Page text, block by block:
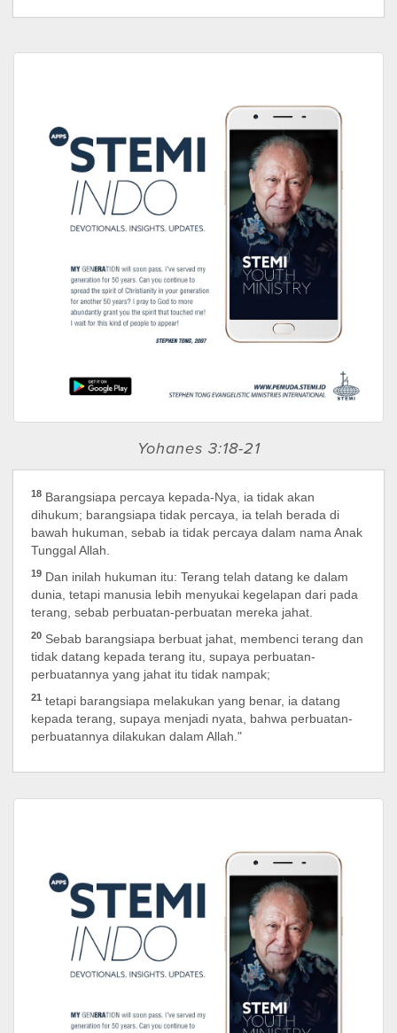
Yohanes 3:18-21
18 Barangsiapa percaya kepada-Nya, ia tidak akan
dihukum; barangsiapa tidak percaya, ia telah berada di
bawah hukuman, sebab ia tidak percaya dalam nama Anak
Tunggal Allah.
19 Dan inilah hukuman itu: Terang telah datang ke dalam
dunia, tetapi manusia lebih menyukai kegelapan dari pada
terang, sebab perbuatan-perbuatan mereka jahat.
20 Sebab barangsiapa berbuat jahat, membenci terang dan
tidak datang kepada terang itu, supaya perbuatan-
perbuatannya yang jahat itu tidak nampak;
21 tetapi barangsiapa melakukan yang benar, ia datang
kepada terang, supaya menjadi nyata, bahwa perbuatan-
perbuatannya dilakukan dalam Allah."